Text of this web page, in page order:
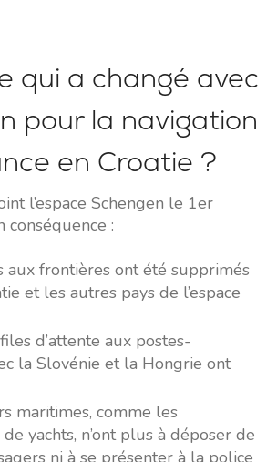
qui a changé avec
pour la navigation
en Croatie ?
l’espace Schengen le 1er
conséquence :
aux frontières ont été supprimés
et les autres pays de l’espace
d’attente aux postes-
la Slovénie et la Hongrie ont
maritimes, comme les
yachts, n’ont plus à déposer de